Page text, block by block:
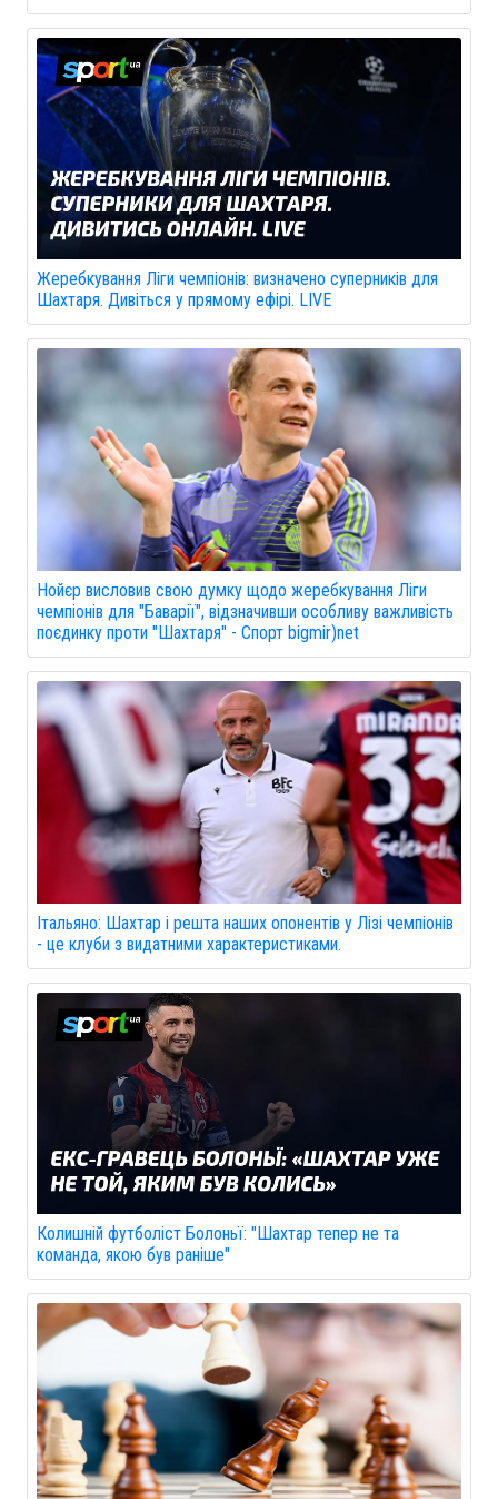
Жеребкування Ліги чемпіонів: визначено суперників для
Шахтаря. Дивіться у прямому ефірі. LIVE
Нойєр висловив свою думку щодо жеребкування Ліги
чемпіонів для "Баварії", відзначивши особливу важливість
поєдинку проти "Шахтаря" - Спорт bigmir)net
Італьяно: Шахтар і решта наших опонентів у Лізі чемпіонів
- це клуби з видатними характеристиками.
Колишній футболіст Болоньї: "Шахтар тепер не та
команда, якою був раніше"